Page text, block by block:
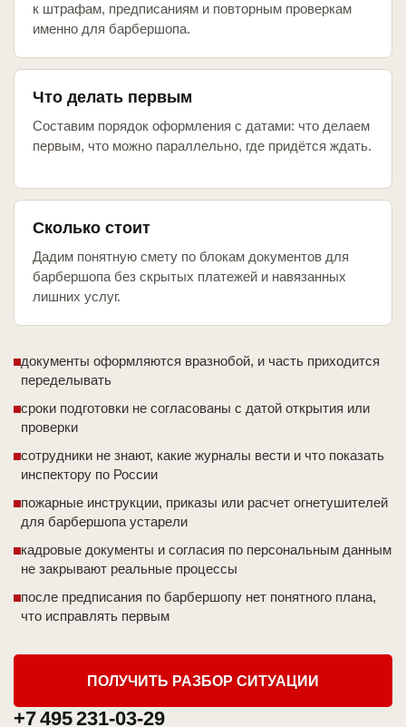
к штрафам, предписаниям и повторным проверкам
именно для барбершопа.
Что делать первым
Составим порядок оформления с датами: что делаем
первым, что можно параллельно, где придётся ждать.
Сколько стоит
Дадим понятную смету по блокам документов для
барбершопа без скрытых платежей и навязанных
лишних услуг.
документы оформляются вразнобой, и часть приходится
переделывать
сроки подготовки не согласованы с датой открытия или
проверки
сотрудники не знают, какие журналы вести и что показать
инспектору по России
пожарные инструкции, приказы или расчет огнетушителей
для барбершопа устарели
кадровые документы и согласия по персональным данным
не закрывают реальные процессы
после предписания по барбершопу нет понятного плана,
что исправлять первым
ПОЛУЧИТЬ РАЗБОР СИТУАЦИИ
+7 495 231-03-29